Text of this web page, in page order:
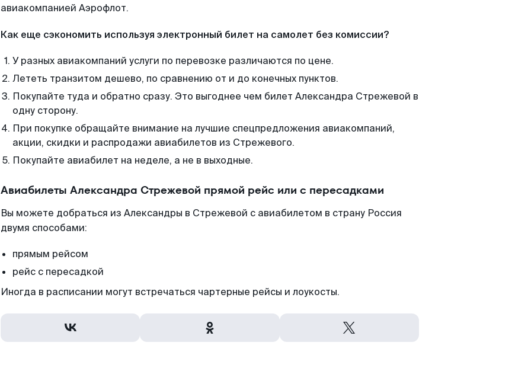
авиакомпанией Аэрофлот.
Как еще сэкономить используя электронный билет на самолет без комиссии?
У разных авиакомпаний услуги по перевозке различаются по цене.
Лететь транзитом дешево, по сравнению от и до конечных пунктов.
Покупайте туда и обратно сразу. Это выгоднее чем билет Александра Стрежевой в
одну сторону.
При покупке обращайте внимание на лучшие спецпредложения авиакомпаний,
акции, скидки и распродажи авиабилетов из Стрежевого.
Покупайте авиабилет на неделе, а не в выходные.
Авиабилеты Александра Стрежевой прямой рейс или с пересадками
Вы можете добраться из Александры в Стрежевой с авиабилетом в страну Россия
двумя способами:
прямым рейсом
рейс с пересадкой
Иногда в расписании могут встречаться чартерные рейсы и лоукосты.